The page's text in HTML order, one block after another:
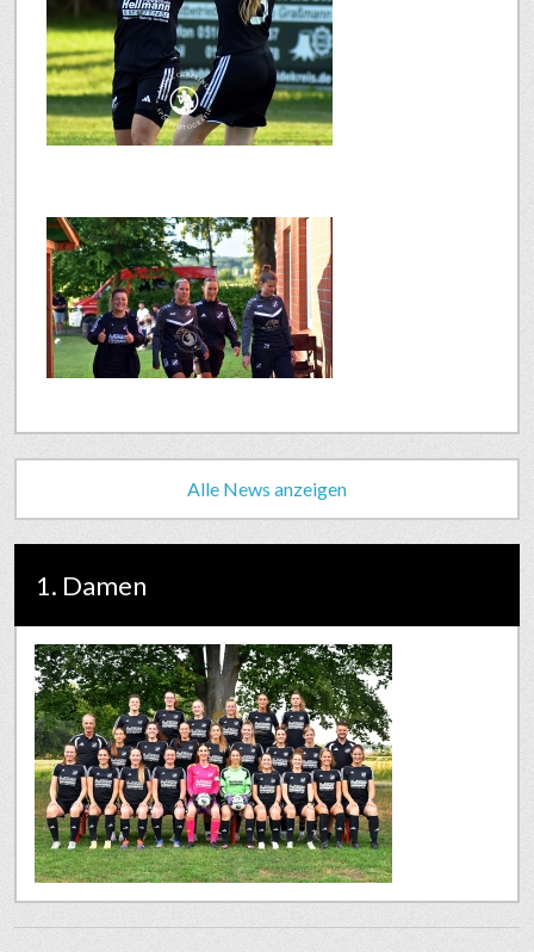
Alle News anzeigen
1. Damen